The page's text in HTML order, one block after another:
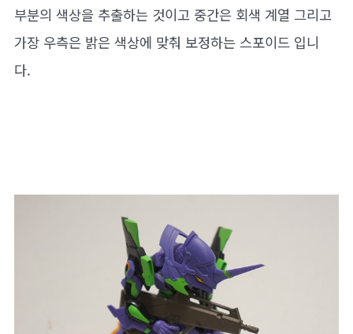
부분의 색상을 추출하는 것이고 중간은 회색 계열 그리고
가장 우측은 밝은 색상에 맞춰 보정하는 스포이드 입니
다.